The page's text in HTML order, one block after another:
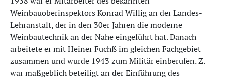
Weinbauoberinspektors Konrad Willig an der Landes-
Lehranstalt, der in den 30er Jahren die moderne
Weinbautechnik an der Nahe eingeführt hat. Danach
arbeitete er mit Heiner Fuchß im gleichen Fachgebiet
zusammen und wurde 1943 zum Militär einberufen. Z.
war maßgeblich beteiligt an der Einführung des